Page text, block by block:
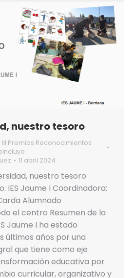
nuestro tesoro
III Premios Reconocimientos
11 abril 2024
nuestro tesoro
IES Jaume I Coordinadora:
Alumnado
el centro Resumen de la
Jaume I ha estado
últimos años por una
que tiene como eje
educativa por
curricular, organizativo y